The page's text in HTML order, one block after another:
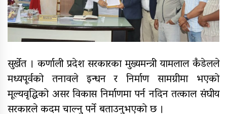
क्यान्सर अस्पताल खजुरामा
बालबालिकाकालागि कृतिम खेल सामाग्री
हस्तान्तरण
बर्दियाको राजापूरमा सर्वाधिक शतक
रक्तदाता कर्माचार्य सम्मानित
सुर्खेत । कर्णाली प्रदेश सरकारका मुख्यमन्त्री यामलाल कँडेलले
मध्यपूर्वको तनावले इन्धन र निर्माण सामग्रीमा भएको
मूल्यवृद्धिको असर विकास निर्माणमा पर्न नदिन तत्काल संघीय